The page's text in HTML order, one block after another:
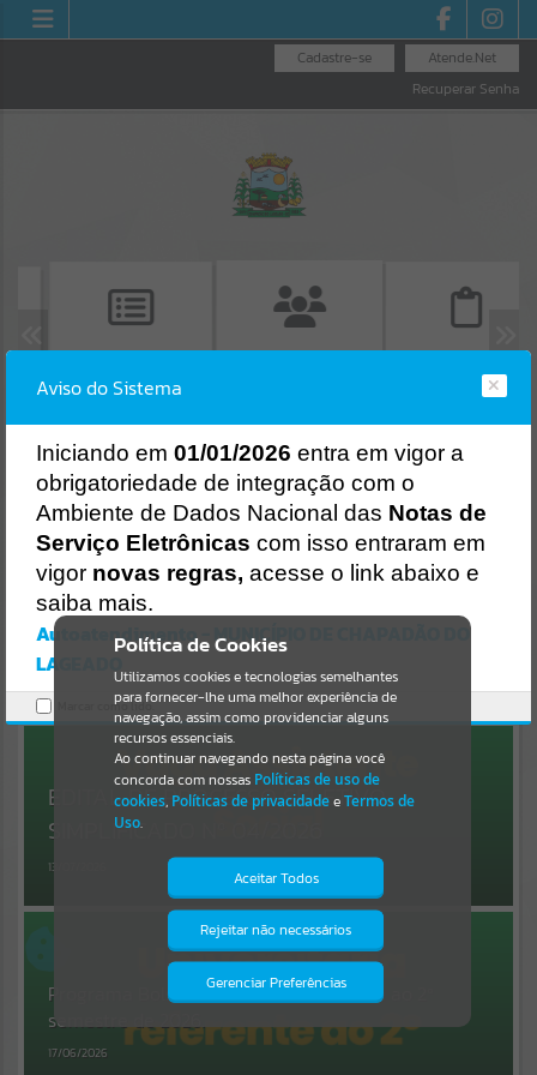
Atende.Net
Cadastre-se
Recuperar Senha
CONSULTA DE
PROTOCOLO
EMISSÃO DE CND
Resultados para""
Portais
Por favor, aguarde...
NOTÍCIAS
Por favor, aguarde...
Por favor, aguarde...
Por favor, aguarde...
EDITAL DE PROCESSO SELETIVO
SIMPLIFICADO Nº 04/2026
13/07/2026
Programa Bolsa Universitária referente ao 2º
semestre de 2026.
17/06/2026
Política de Cookies
Utilizamos cookies e tecnologias semelhantes
para fornecer-lhe uma melhor experiência de
navegação, assim como providenciar alguns
recursos essenciais.
Ao continuar navegando nesta página você
concorda com nossas Políticas de uso de
cookies, Políticas de privacidadeeTermos de
Uso.
Aceitar Todos
Rejeitar não necessários
Gerenciar Preferências
Isto significa que diversos recursos
providenciados poderão não estar
Aviso do Sistema
Iniciando em 01/01/2026 entra em vigor a
obrigatoriedade de integração com o
Ambiente de Dados Nacional das Notas de
Serviço Eletrônicas com isso entraram em
vigor novas regras, acesse o link abaixo e
saiba mais.
Autoatendimento - MUNICÍPIO DE CHAPADÃO DO
LAGEADO
Marcar como lido.
SISTEMA
Gerenciamento do Sistema
CÓDIGO DA MENSAGEM:EST-000040
Ocorreu um erro de script:
Uncaught SyntaxError: Unexpected token '('
https://chapadaodolageado.atende.net/static/bundle/wpo_index_2_
base_l2_portal_editores_sync_5d7eccd060ca923316fa1d5a6ac70ebc
.js?v=72c3955a:47
Verificar Mais Detalhes